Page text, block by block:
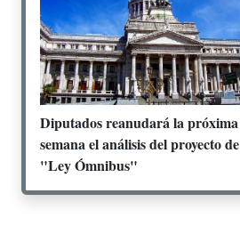
Diputados reanudará la próxima
semana el análisis del proyecto de
"Ley Ómnibus"